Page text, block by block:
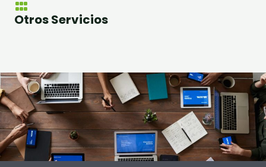
Otros Servicios